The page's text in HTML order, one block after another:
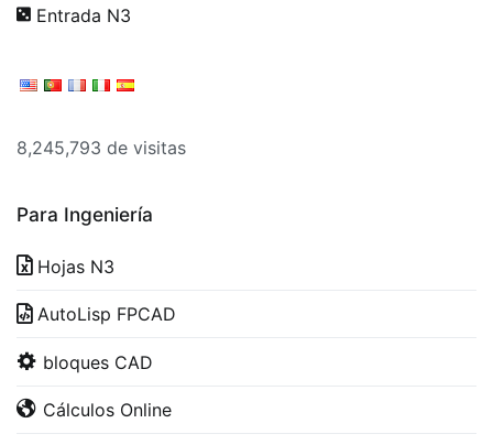
Entrada N3
8,245,793 de visitas
Para Ingeniería
Hojas N3
AutoLisp FPCAD
bloques CAD
Cálculos Online